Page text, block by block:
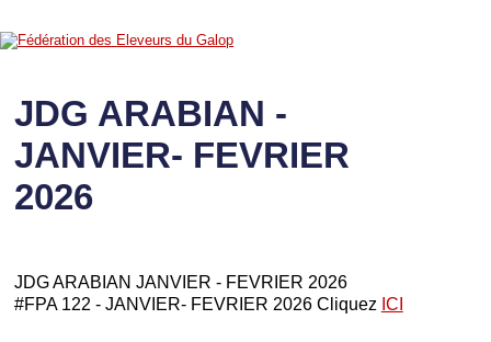
JDG ARABIAN -
JANVIER- FEVRIER
2026
JDG ARABIAN JANVIER - FEVRIER 2026
#FPA 122 - JANVIER- FEVRIER 2026 Cliquez ICI